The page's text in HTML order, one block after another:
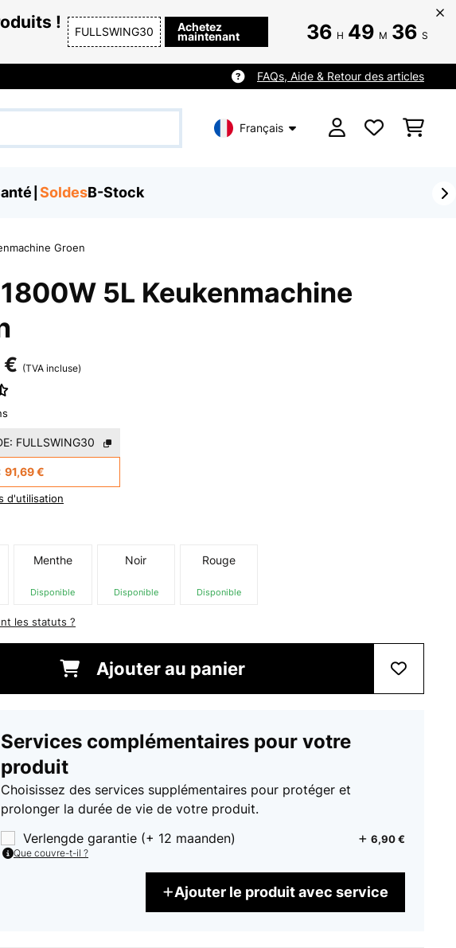
! FULLSWING30 Achetez
maintenant 36 H 49 M 36 S
FAQs, Aide & Retour des articles
Français
SoldesB-Stock
Groen
5L Keukenmachine
€ (TVA incluse)
FULLSWING30
91,69 €
d'utilisation
Menthe
Disponible
Noir
Disponible
Rouge
Disponible
les statuts ?
Ajouter au panier
Services complémentaires pour votre
produit
Choisissez des services supplémentaires pour protéger et
prolonger la durée de vie de votre produit.
Verlengde garantie (+ 12 maanden)
6,90 €
Que couvre-t-il ?
Ajouter le produit avec service